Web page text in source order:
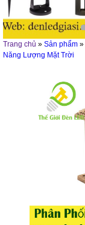
Trang chủ » Sản phẩm »
Năng Lượng Mặt Trời